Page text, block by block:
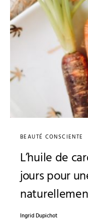
BEAUTÉ CONSCIENTE
L’huile de
jours pour
Ingrid Dupichot